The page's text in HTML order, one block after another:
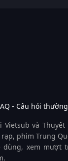
- Câu hỏi
và
phim Trung
xem mượt